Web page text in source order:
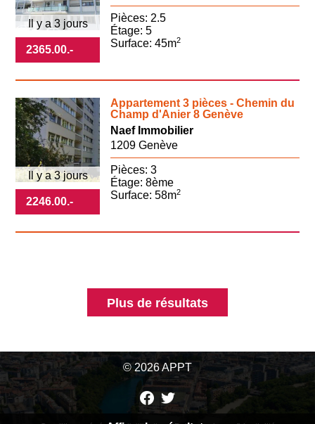
2365.00.-
Il y a 3 jours
Pièces: 2.5
Étage: 5
Surface: 45m2
2246.00.-
Appartement 3 pièces - Chemin du
Champ d'Anier 8 Genève
Il y a 3 jours
Naef Immobilier
1209 Genève
Pièces: 3
Étage: 8ème
Surface: 58m2
Plus de résultats
© 2026 APPT